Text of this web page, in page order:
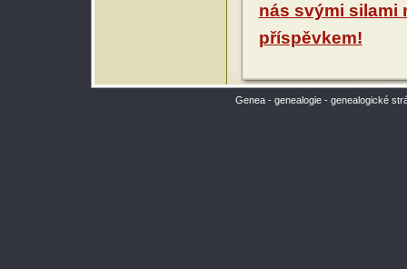
nás svými silami
příspěvkem!
Genea - genealogie - genealogické